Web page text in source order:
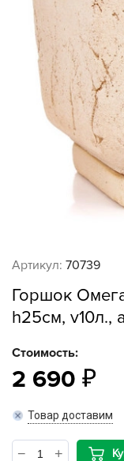
Артикул: 70739
Горшок
h25см, v10л.,
Стоимость:
2 690
Товар доставим